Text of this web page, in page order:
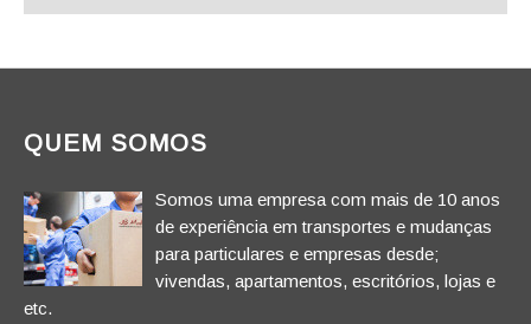
QUEM SOMOS
Somos uma empresa com mais de 10 anos
de experiência em transportes e mudanças
para particulares e empresas desde;
vivendas, apartamentos, escritórios, lojas e
etc.